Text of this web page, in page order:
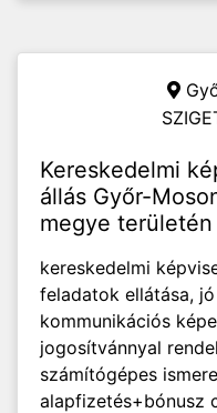
Kereskedelmi
állás Győr-
megye területén
kereskedelmi
feladatok ellátása,
kommunikációs
jogosítvánnyal
számítógépes
alapfizetés+bónusz